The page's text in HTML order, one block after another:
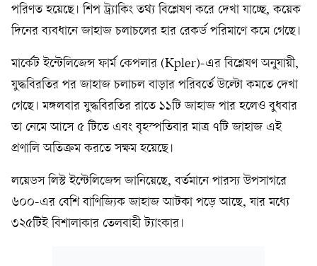
পরিণত হয়েছে। শিপ ট্র্যাকিং তথ্য বিশ্লেষণ করে দেখা যাচ্ছে, কয়েক
দিনের ব্যবধানে জাহাজ চলাচলের হার রেকর্ড পরিমাণে কমে গেছে।
মার্কেট ইন্টেলিজেন্স ফার্ম কেপলার (Kpler)-এর বিশ্লেষণ অনুযায়ী,
যুদ্ধবিরতির পর জাহাজ চলাচল বাড়ার পরিবর্তে উল্টো কমতে দেখা
গেছে। মঙ্গলবার যুদ্ধবিরতির রাতে ১১টি জাহাজ পার হলেও বুধবার
তা নেমে আসে ৫ টিতে এবং বৃহস্পতিবার মাত্র ৭টি জাহাজ এই
প্রণালি অতিক্রম করতে সক্ষম হয়েছে।
লয়েডস লিস্ট ইন্টেলিজেন্স জানিয়েছে, বর্তমানে পারস্য উপসাগরে
৬০০-এর বেশি বাণিজ্যিক জাহাজ আটকা পড়ে আছে, যার মধ্যে
৩২৫টিই বিশালাকার তেলবাহী ট্যাংকার।